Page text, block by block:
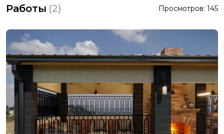
Работы (2) Просмотров: 145